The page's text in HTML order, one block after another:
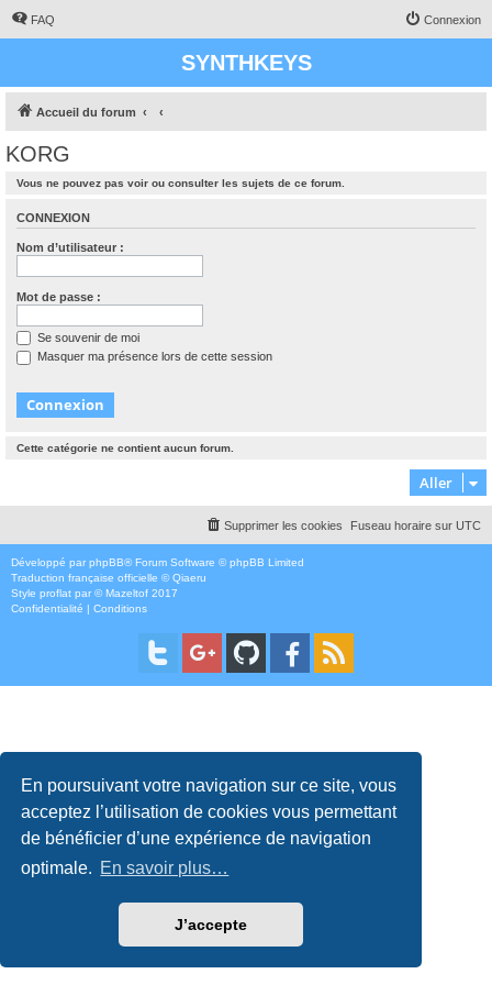
En poursuivant votre navigation sur ce site, vous
acceptez l’utilisation de cookies vous permettant
de bénéficier d’une expérience de navigation
optimale. En savoir plus…
J’accepte
FAQ Connexion
SYNTHKEYS
Accueil du forum
KORG
Vous ne pouvez pas voir ou consulter les sujets de ce forum.
CONNEXION
Nom d’utilisateur :
Mot de passe :
Se souvenir de moi
Masquer ma présence lors de cette session
Cette catégorie ne contient aucun forum.
Aller
Fuseau horaire sur UTC
Supprimer les cookies
Développé par phpBB® Forum Software © phpBB Limited
Traduction française officielle ©Qiaeru
Style proflat par ©Mazeltof 2017
Confidentialité | Conditions